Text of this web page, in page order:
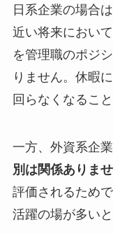
日系企業の場合
近い将来におい
を管理職のポジ
りません。休暇
回らなくなるこ
一方、外資系企
別は関係ありませ
評価されるため
活躍の場が多い